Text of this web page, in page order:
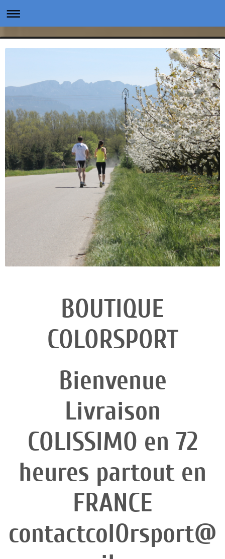
BOUTIQUE
COLORSPORT
Bienvenue
Livraison
COLISSIMO en 72
heures partout en
FRANCE
contactcolOrsport@